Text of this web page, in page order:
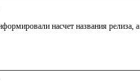
насчет названия